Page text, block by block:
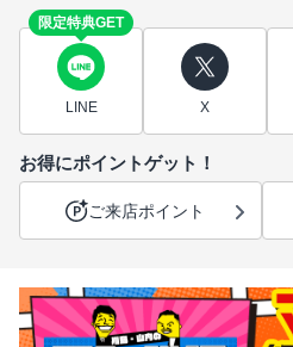
限定特典GET
LINE X
お得にポイントゲット！
ご来店ポイント